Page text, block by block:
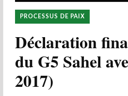
PROCESSUS DE PAIX
Déclaration
du G5 Sahel
2017)